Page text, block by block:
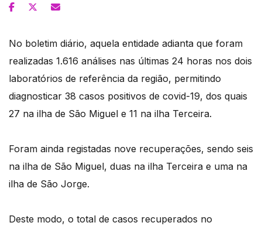
No boletim diário, aquela entidade adianta que foram
realizadas 1.616 análises nas últimas 24 horas nos dois
laboratórios de referência da região, permitindo
diagnosticar 38 casos positivos de covid-19, dos quais
27 na ilha de São Miguel e 11 na ilha Terceira.
Foram ainda registadas nove recuperações, sendo seis
na ilha de São Miguel, duas na ilha Terceira e uma na
ilha de São Jorge.
Deste modo, o total de casos recuperados no